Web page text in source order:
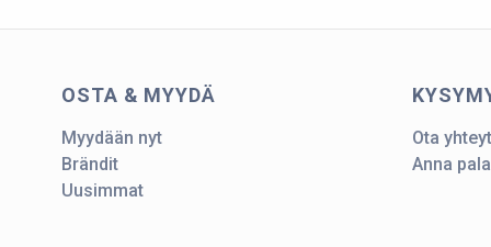
OSTA & MYYDÄ
Myydään nyt
Brändit
Uusimmat
Ota
Anna